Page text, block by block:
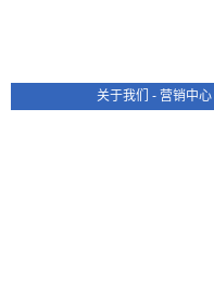
关于我们 - 营销中心